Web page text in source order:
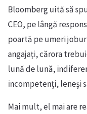
Bloomberg uită să
CEO, pe lângă
poartă pe umeri
angajați, cărora
lună de lună,
incompetenți, leneși
Mai mult, el mai are